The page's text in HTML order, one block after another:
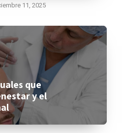
11, 2025
que
y el